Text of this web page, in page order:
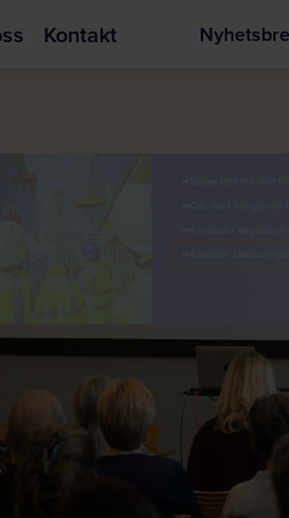
Kontakt